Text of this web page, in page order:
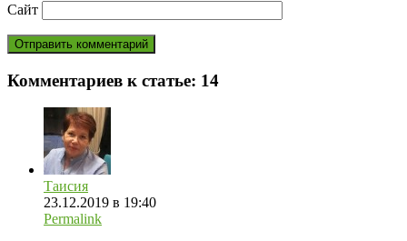
Сайт
Комментариев к статье: 14
Таисия
23.12.2019 в 19:40
Permalink